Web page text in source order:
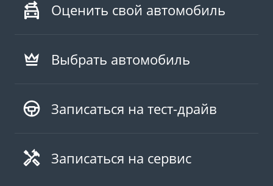
Оценить свой автомобиль
Выбрать автомобиль
Записаться на тест-драйв
Записаться на сервис